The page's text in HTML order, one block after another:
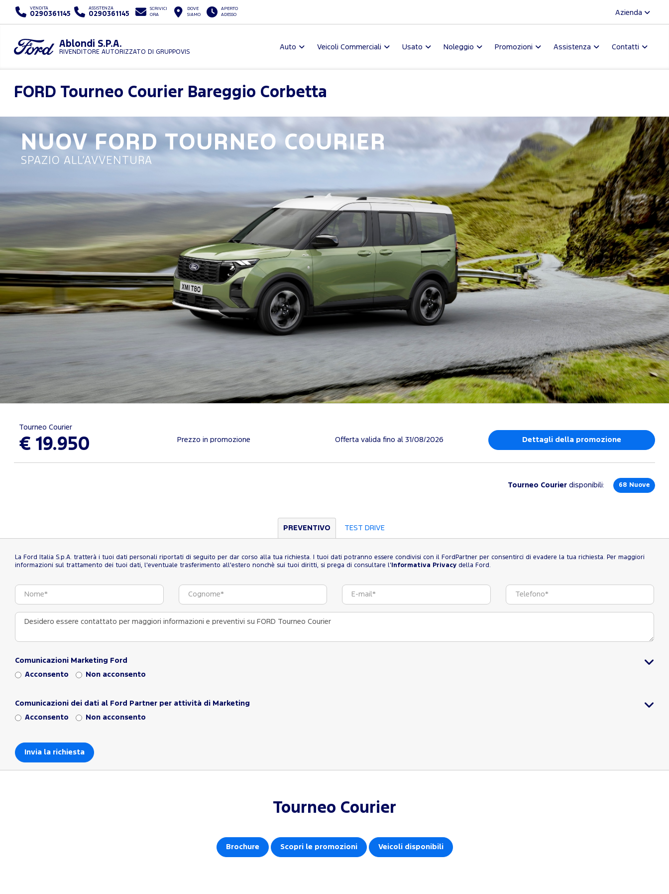
VENDITA
0290361145
ASSISTENZA
0290361145
SCRIVICI
ORA
DOVE
SIAMO
APERTO
ADESSO
Azienda
Ablondi S.P.A.
RIVENDITORE AUTORIZZATO DI GRUPPOVIS
Auto Veicoli Commerciali Usato Noleggio Promozioni Assistenza Contatti
FORD Tourneo Courier Bareggio Corbetta
NUOV FORD TOURNEO COURIER
SPAZIO ALL’AVVENTURA
Tourneo Courier
€ 19.950 Prezzo in promozione Offerta valida fino al 31/08/2026 Dettagli della promozione
Tourneo Courier disponibili: 68 Nuove
PREVENTIVO TEST DRIVE
La Ford Italia S.p.A. tratterà i tuoi dati personali riportati di seguito per dar corso alla tua richiesta. I tuoi dati potranno essere condivisi con il FordPartner per consentirci di evadere la tua richiesta. Per maggiori
informazioni sul trattamento dei tuoi dati, l'eventuale trasferimento all'estero nonchè sui tuoi diritti, si prega di consultare l' Informativa Privacy della Ford.
Comunicazioni Marketing Ford
Acconsento Non acconsento
Comunicazioni dei dati al Ford Partner per attività di Marketing
Acconsento Non acconsento
Tourneo Courier
Brochure Scopri le promozioni Veicoli disponibili